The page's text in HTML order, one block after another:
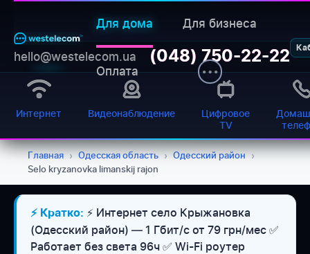
Для дома Для бизнеса
Оплата
hello@westelecom.ua (048) 750-22-22
Интернет Видеонаблюдение
Цифровое
TV
Главная › Одесская область › Одесский район ›
Selo kryzanovka limanskij rajon
⚡ Кратко: ⚡ Интернет село Крыжановка
(Одесский район) — 1 Гбит/с от 79 грн/мес ✅
Работает без света 96ч ✅ Wi-Fi роутер